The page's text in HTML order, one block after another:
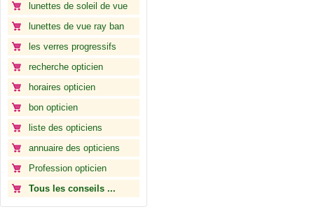
lunettes de soleil de vue
lunettes de vue ray ban
les verres progressifs
recherche opticien
horaires opticien
bon opticien
liste des opticiens
annuaire des opticiens
Profession opticien
Tous les conseils ...